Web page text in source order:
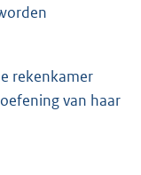
rekenkamer
van haar